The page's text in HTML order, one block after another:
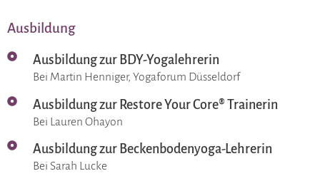
Ausbildung
Ausbildung zur BDY-Yogalehrerin
Bei Martin Henniger, Yogaforum Düsseldorf
Ausbildung zur Restore Your Core® Trainerin
Bei Lauren Ohayon
Ausbildung zur Beckenbodenyoga-Lehrerin
Bei Sarah Lucke